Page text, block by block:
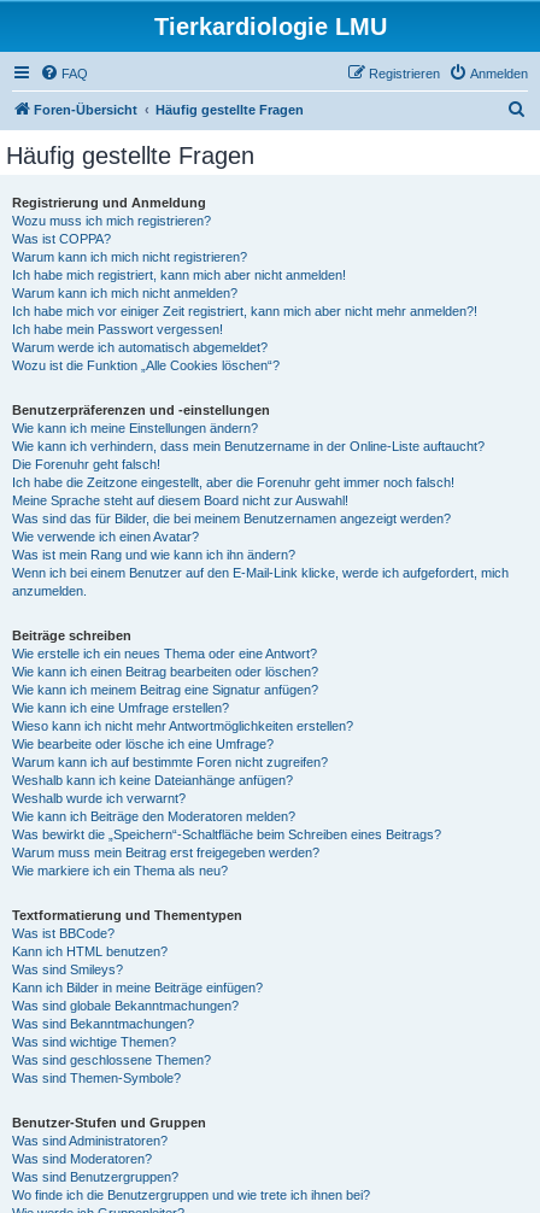
Tierkardiologie LMU
FAQ Anmelden
Registrieren
Foren-Übersicht Häufig gestellte Fragen
Häufig gestellte Fragen
Registrierung und Anmeldung
Wozu muss ich mich registrieren?
Was ist COPPA?
Warum kann ich mich nicht registrieren?
Ich habe mich registriert, kann mich aber nicht anmelden!
Warum kann ich mich nicht anmelden?
Ich habe mich vor einiger Zeit registriert, kann mich aber nicht mehr anmelden?!
Ich habe mein Passwort vergessen!
Warum werde ich automatisch abgemeldet?
Wozu ist die Funktion „Alle Cookies löschen“?
Benutzerpräferenzen und -einstellungen
Wie kann ich meine Einstellungen ändern?
Wie kann ich verhindern, dass mein Benutzername in der Online-Liste auftaucht?
Die Forenuhr geht falsch!
Ich habe die Zeitzone eingestellt, aber die Forenuhr geht immer noch falsch!
Meine Sprache steht auf diesem Board nicht zur Auswahl!
Was sind das für Bilder, die bei meinem Benutzernamen angezeigt werden?
Wie verwende ich einen Avatar?
Was ist mein Rang und wie kann ich ihn ändern?
Wenn ich bei einem Benutzer auf den E-Mail-Link klicke, werde ich aufgefordert, mich
anzumelden.
Beiträge schreiben
Wie erstelle ich ein neues Thema oder eine Antwort?
Wie kann ich einen Beitrag bearbeiten oder löschen?
Wie kann ich meinem Beitrag eine Signatur anfügen?
Wie kann ich eine Umfrage erstellen?
Wieso kann ich nicht mehr Antwortmöglichkeiten erstellen?
Wie bearbeite oder lösche ich eine Umfrage?
Warum kann ich auf bestimmte Foren nicht zugreifen?
Weshalb kann ich keine Dateianhänge anfügen?
Weshalb wurde ich verwarnt?
Wie kann ich Beiträge den Moderatoren melden?
Was bewirkt die „Speichern“-Schaltfläche beim Schreiben eines Beitrags?
Warum muss mein Beitrag erst freigegeben werden?
Wie markiere ich ein Thema als neu?
Textformatierung und Thementypen
Was ist BBCode?
Kann ich HTML benutzen?
Was sind Smileys?
Kann ich Bilder in meine Beiträge einfügen?
Was sind globale Bekanntmachungen?
Was sind Bekanntmachungen?
Was sind wichtige Themen?
Was sind geschlossene Themen?
Was sind Themen-Symbole?
Benutzer-Stufen und Gruppen
Was sind Administratoren?
Was sind Moderatoren?
Was sind Benutzergruppen?
Wo finde ich die Benutzergruppen und wie trete ich ihnen bei?